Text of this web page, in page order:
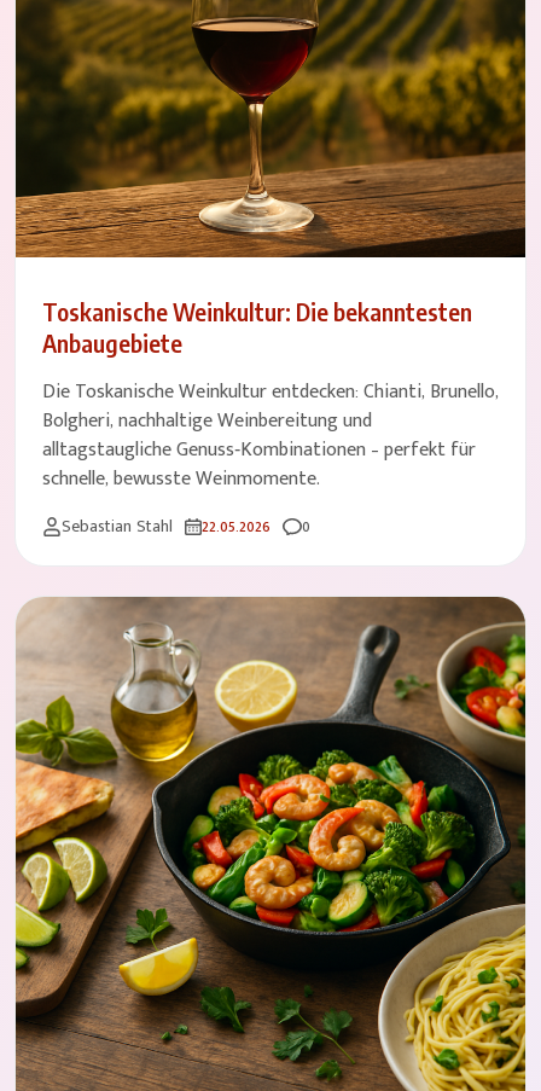
Toskanische Weinkultur: Die bekanntesten
Anbaugebiete
Die Toskanische Weinkultur entdecken: Chianti, Brunello,
Bolgheri, nachhaltige Weinbereitung und
alltagstaugliche Genuss‑Kombinationen – perfekt für
schnelle, bewusste Weinmomente.
Sebastian Stahl 22.05.2026 Comments
0